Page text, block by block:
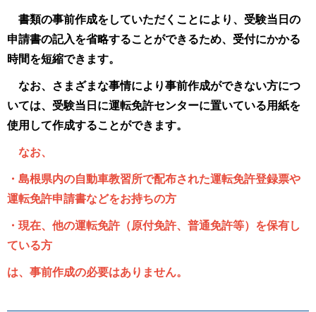
書類の事前作成をしていただくことにより、受験当日の
申請書の記入を省略することができるため、受付にかかる
時間を短縮できます。
なお、さまざまな事情により事前作成ができない方につ
いては、受験当日に運転免許センターに置いている用紙を
使用して作成することができます。
なお、
・島根県内の自動車教習所で配布された運転免許登録票や
運転免許申請書などをお持ちの方
・現在、他の運転免許（原付免許、普通免許等）を保有し
ている方
は、事前作成の必要はありません。